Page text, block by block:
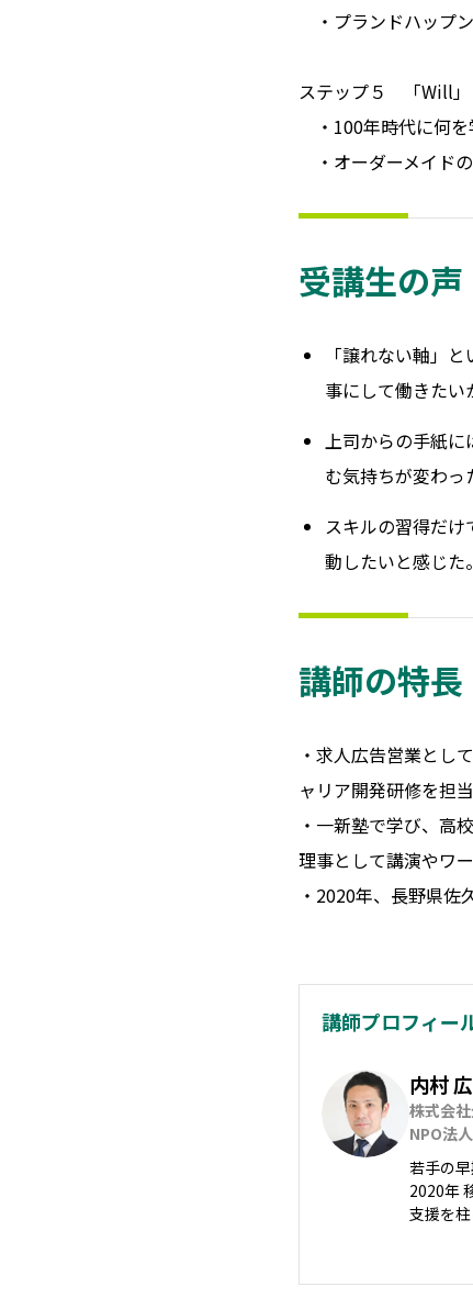
・プランドハップ
ステップ５ 「Will」
・100年時代に何を
・オーダーメイド
受講生の声
「譲れない軸」
事にして働きたい
上司からの手紙に
む気持ちが変わっ
スキルの習得だ
動したいと感じた。
講師の特長
・求人広告営業とし
ャリア開発研修を担当
・一新塾で学び、高
理事として講演やワ
・2020年、長野県佐
講師プロフィー
内村
株式会
NPO法
若手の
2020年
支援を柱